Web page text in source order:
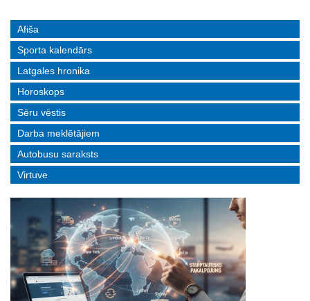
Afiša
Sporta kalendārs
Latgales hronika
Horoskops
Sēru vēstis
Darba meklētājiem
Autobusu saraksts
Virtuve